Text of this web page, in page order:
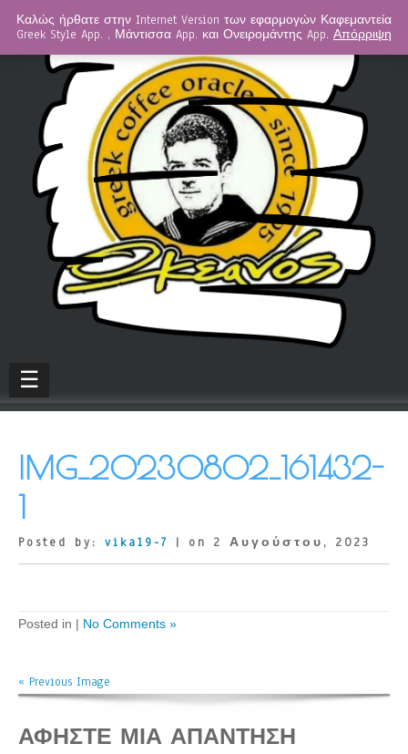
☰
IMG_20230802_161432-
1
Posted by: vika19-7 | on 2 Αυγούστου, 2023
Posted in | No Comments »
« Previous Image
ΑΦΉΣΤΕ ΜΙΑ ΑΠΆΝΤΗΣΗ
Καλώς ήρθατε στην Internet Version των εφαρμογών Καφεμαντεία
Greek Style App. , Μάντισσα App. και Ονειρομάντης App. Απόρριψη